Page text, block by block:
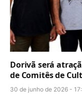
Dorivã será
de Comitês de
30 de junho de 2026 -